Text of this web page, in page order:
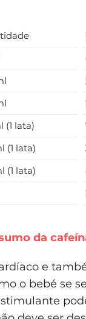
(1 lata)
(1 lata)
(1 lata)
da
e
o bebé se